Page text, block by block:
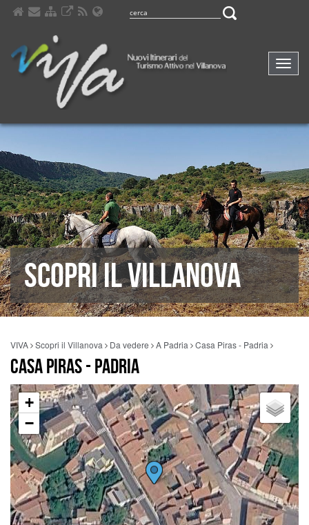
SCOPRI IL VILLANOVA
VIVA Scopri il Villanova Da vedere A Padria Casa Piras - Padria
CASA PIRAS - PADRIA
+
−